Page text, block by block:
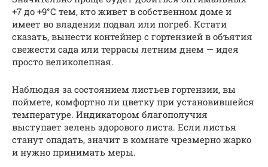
+7 до +9°С тем, кто живет в собственном доме и
имеет во владении подвал или погреб. Кстати
сказать, вынести контейнер с гортензией в объятия
свежести сада или террасы летним днем — идея
просто великолепная.
Наблюдая за состоянием листьев гортензии, вы
поймете, комфортно ли цветку при установившейся
температуре. Индикатором благополучия
выступает зелень здорового листа. Если листья
станут опадать, значит в комнате чрезмерно жарко
и нужно принимать меры.